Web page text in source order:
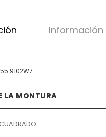
55 9102W7
LA MONTURA
CUADRADO